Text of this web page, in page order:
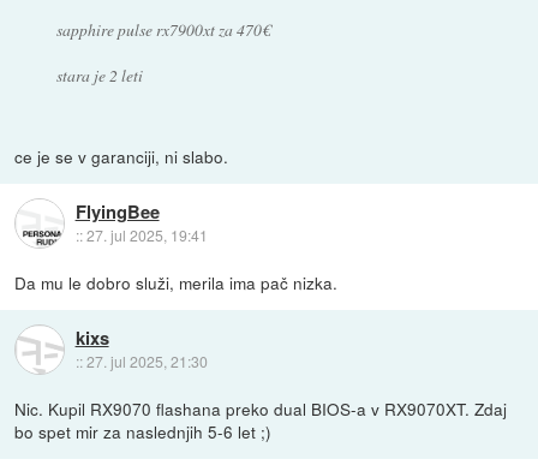
sapphire pulse rx7900xt za 470€
stara je 2 leti
ce je se v garanciji, ni slabo.
FlyingBee
::27. jul 2025, 19:41
Da mu le dobro služi, merila ima pač nizka.
kixs
::27. jul 2025, 21:30
Nic. Kupil RX9070 flashana preko dual BIOS-a v RX9070XT. Zdaj
bo spet mir za naslednjih 5-6 let ;)